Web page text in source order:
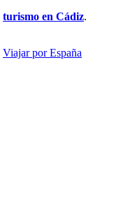
turismo en Cádiz.
Viajar por España